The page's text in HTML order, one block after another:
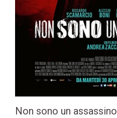
Non sono un assassino